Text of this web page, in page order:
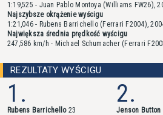
1:19,525 - Juan Pablo Montoya (Williams FW26),
Najszybsze okrążenie wyścigu
1:21,046 - Rubens Barrichello (Ferrari F2004),
Największa średnia prędkość wyścigu
247,586 km/h - Michael Schumacher (Ferrari
REZULTATY WYŚCIGU
1.
Rubens Barrichello23
2.
Jenson Button